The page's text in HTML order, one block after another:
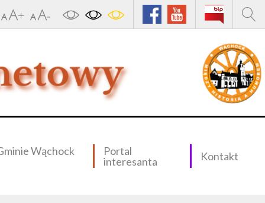
Wąchock
Portal
interesanta
Kontakt